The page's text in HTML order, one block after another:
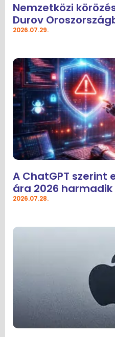
Nemzetközi
Durov
2026.07.29.
A ChatGPT szerint
ára 2026
2026.07.28.